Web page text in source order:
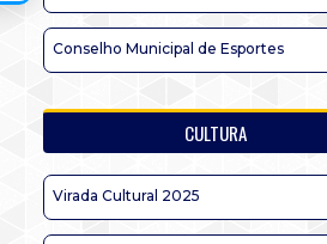
Conselho Municipal de Esportes
CULTURA
Virada Cultural 2025